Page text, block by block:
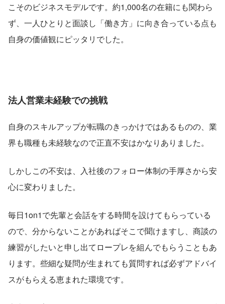
こそのビジネスモデルです。約1,000名の在籍にも関わら
ず、一人ひとりと面談し「働き方」に向き合っている点も
自身の価値観にピッタリでした。
法人営業未経験での挑戦
自身のスキルアップが転職のきっかけではあるものの、業
界も職種も未経験なので正直不安はかなりありました。
しかしこの不安は、入社後のフォロー体制の手厚さから安
心に変わりました。
毎日1on1で先輩と会話をする時間を設けてもらっている
ので、分からないことがあればそこで聞けますし、商談の
練習がしたいと申し出てロープレを組んでもらうこともあ
ります。些細な疑問が生まれても質問すれば必ずアドバイ
スがもらえる恵まれた環境です。